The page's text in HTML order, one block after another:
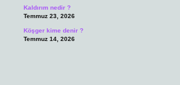
Kaldırım nedir ?
Temmuz 23, 2026
Köşger kime denir ?
Temmuz 14, 2026